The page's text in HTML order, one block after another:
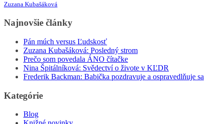
Zuzana Kubašáková
Najnovšie články
Pán múch versus Ľudskosť
Zuzana Kubašáková: Posledný strom
Prečo som povedala ÁNO čítačke
Nina Špitálníková: Svědectví o živote v KĽDR
Frederik Backman: Babička pozdravuje a ospravedlňuje sa
Kategórie
Blog